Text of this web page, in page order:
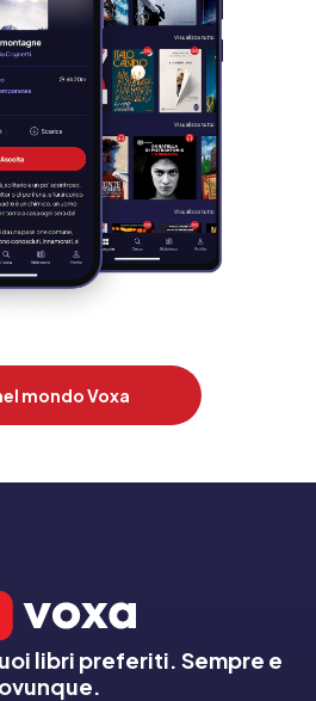
mondo Voxa
libri preferiti. Sempre e
ovunque.